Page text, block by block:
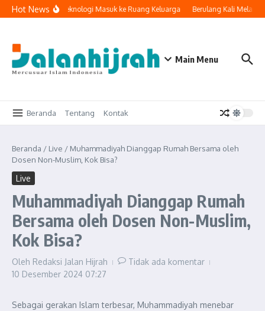
Lewati ke konten
Hot NewsKetika Teknologi Masuk ke Ruang Keluarga Berulang Kali
Main Menu
Beranda Tentang Kontak
Beranda / Live / Muhammadiyah Dianggap Rumah Bersama oleh
Dosen Non-Muslim, Kok Bisa?
Live
Muhammadiyah Dianggap Rumah
Bersama oleh Dosen Non-Muslim,
Kok Bisa?
Oleh Redaksi Jalan Hijrah
Tidak ada komentar
10 Desember 2024 07:27
Sebagai gerakan Islam terbesar, Muhammadiyah menebar